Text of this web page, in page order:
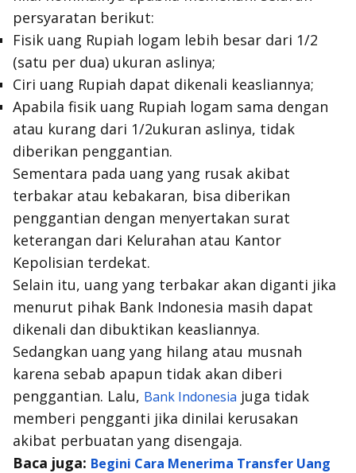
persyaratan berikut:
Fisik uang Rupiah logam lebih besar dari 1/2
(satu per dua) ukuran aslinya;
Ciri uang Rupiah dapat dikenali keasliannya;
Apabila fisik uang Rupiah logam sama dengan
atau kurang dari 1/2ukuran aslinya, tidak
diberikan penggantian.
Sementara pada uang yang rusak akibat
terbakar atau kebakaran, bisa diberikan
penggantian dengan menyertakan surat
keterangan dari Kelurahan atau Kantor
Kepolisian terdekat.
Selain itu, uang yang terbakar akan diganti jika
menurut pihak Bank Indonesia masih dapat
dikenali dan dibuktikan keasliannya.
Sedangkan uang yang hilang atau musnah
karena sebab apapun tidak akan diberi
penggantian. Lalu, Bank Indonesia juga tidak
memberi pengganti jika dinilai kerusakan
akibat perbuatan yang disengaja.
Baca juga: Begini Cara Menerima Transfer Uang